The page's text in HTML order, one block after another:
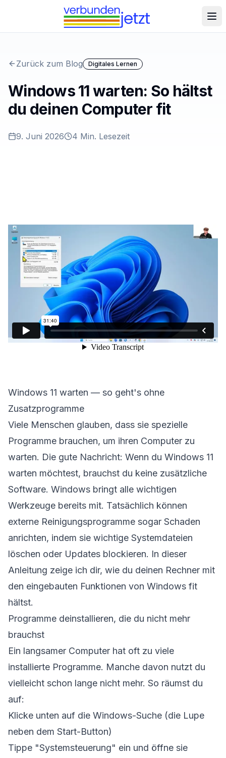
Zurück zum Blog Digitales Lernen
Windows 11 warten: So hältst
du deinen Computer fit
9. Juni 2026 4 Min. Lesezeit
Windows 11 warten — so geht's ohne
Zusatzprogramme
Viele Menschen glauben, dass sie spezielle
Programme brauchen, um ihren Computer zu
warten. Die gute Nachricht: Wenn du Windows 11
warten möchtest, brauchst du keine zusätzliche
Software. Windows bringt alle wichtigen
Werkzeuge bereits mit. Tatsächlich können
externe Reinigungsprogramme sogar Schaden
anrichten, indem sie wichtige Systemdateien
löschen oder Updates blockieren. In dieser
Anleitung zeige ich dir, wie du deinen Rechner mit
den eingebauten Funktionen von Windows fit
hältst.
Programme deinstallieren, die du nicht mehr
brauchst
Ein langsamer Computer hat oft zu viele
installierte Programme. Manche davon nutzt du
vielleicht schon lange nicht mehr. So räumst du
auf:
Klicke unten auf die Windows-Suche (die Lupe
neben dem Start-Button)
Tippe "Systemsteuerung" ein und öffne sie